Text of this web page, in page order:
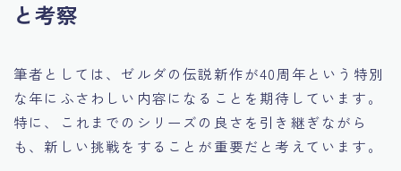
と考察
筆者としては、ゼルダの伝説新作が40周年という特別
な年にふさわしい内容になることを期待しています。
特に、これまでのシリーズの良さを引き継ぎながら
も、新しい挑戦をすることが重要だと考えています。